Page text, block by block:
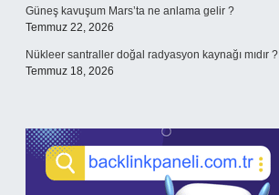
Güneş kavuşum Mars’ta ne anlama gelir ?
Temmuz 22, 2026
Nükleer santraller doğal radyasyon kaynağı mıdır ?
Temmuz 18, 2026